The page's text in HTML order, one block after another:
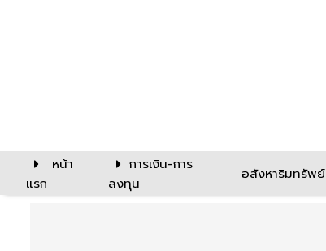
หน้า
แรก
การเงิน-การ
ลงทุน
อสังหาริมทรัพย์